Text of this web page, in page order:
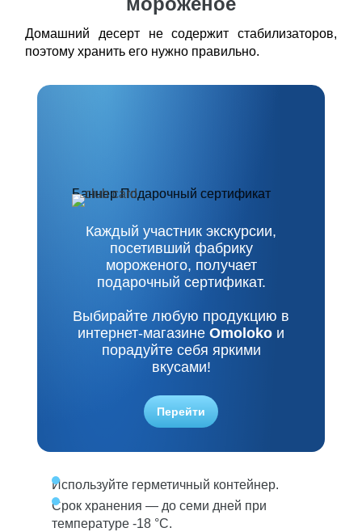
Домашний десерт не содержит стабилизаторов,
поэтому хранить его нужно правильно.
Баннер Подарочный сертификат
Баннер Подарочный сертификат
Каждый участник экскурсии,
посетивший фабрику
мороженого, получает
подарочный сертификат.
Выбирайте любую продукцию в
интернет-магазине Omoloko и
порадуйте себя яркими
вкусами!
Перейти
Используйте герметичный контейнер.
Срок хранения — до семи дней при
температуре -18 °C.